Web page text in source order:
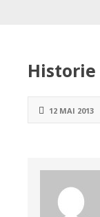
Historie
12 MAI 2013